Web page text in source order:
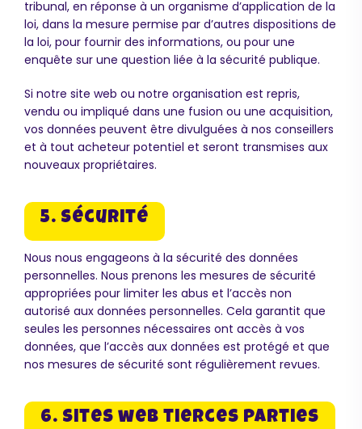
tribunal, en réponse à un organisme d’application de la
loi, dans la mesure permise par d’autres dispositions de
la loi, pour fournir des informations, ou pour une
enquête sur une question liée à la sécurité publique.
Si notre site web ou notre organisation est repris,
vendu ou impliqué dans une fusion ou une acquisition,
vos données peuvent être divulguées à nos conseillers
et à tout acheteur potentiel et seront transmises aux
nouveaux propriétaires.
5. Sécurité
Nous nous engageons à la sécurité des données
personnelles. Nous prenons les mesures de sécurité
appropriées pour limiter les abus et l’accès non
autorisé aux données personnelles. Cela garantit que
seules les personnes nécessaires ont accès à vos
données, que l’accès aux données est protégé et que
nos mesures de sécurité sont régulièrement revues.
6. Sites web tierces parties